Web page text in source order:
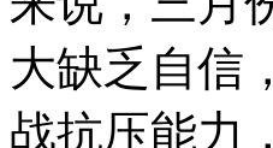
来说，三月
大缺乏自信